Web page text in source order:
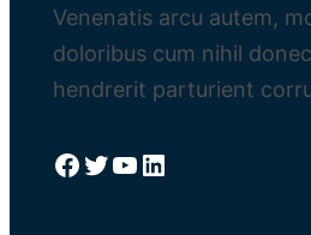
Venenatis arcu autem,
doloribus cum nihil
hendrerit parturient
Facebook Twitter YouTube LinkedIn